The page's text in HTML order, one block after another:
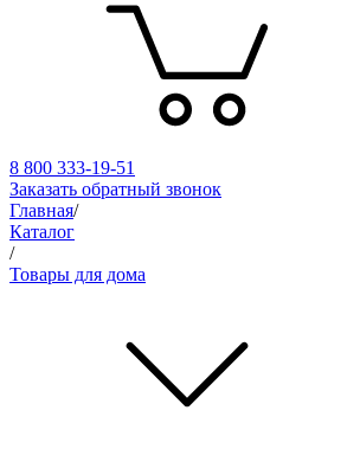
8 800 333-19-51
Заказать обратный звонок
Главная/
Каталог
/
Товары для дома